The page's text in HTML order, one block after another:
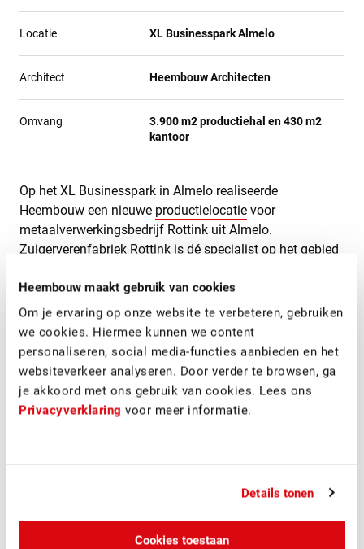
Heembouw maakt gebruik van cookies
Om je ervaring op onze website te verbeteren, gebruiken
we cookies. Hiermee kunnen we content
personaliseren, social media-functies aanbieden en het
websiteverkeer analyseren. Door verder te browsen, ga
je akkoord met ons gebruik van cookies. Lees ons
Privacyverklaring voor meer informatie.
Details tonen
Cookies toestaan
Locatie XL Businesspark Almelo
Architect Heembouw Architecten
Omvang
3.900 m2 productiehal en 430 m2
kantoor
Op het XL Businesspark in Almelo realiseerde
Heembouw een nieuwe productielocatie voor
metaalverwerkingsbedrijf Rottink uit Almelo.
Zuigerverenfabriek Rottink is dé specialist op het gebied
zetwerken op de plankprofiel sandwichpanelen ritmiek in
de gevel weten te brengen, waardoor er een in het oog
springende dynamische gevel is ontstaan.
De nieuwe bedrijfshuisvesting in Almelo bestaat uit een
productiehal (incl. magazijnen) van circa 3.900 m2 en